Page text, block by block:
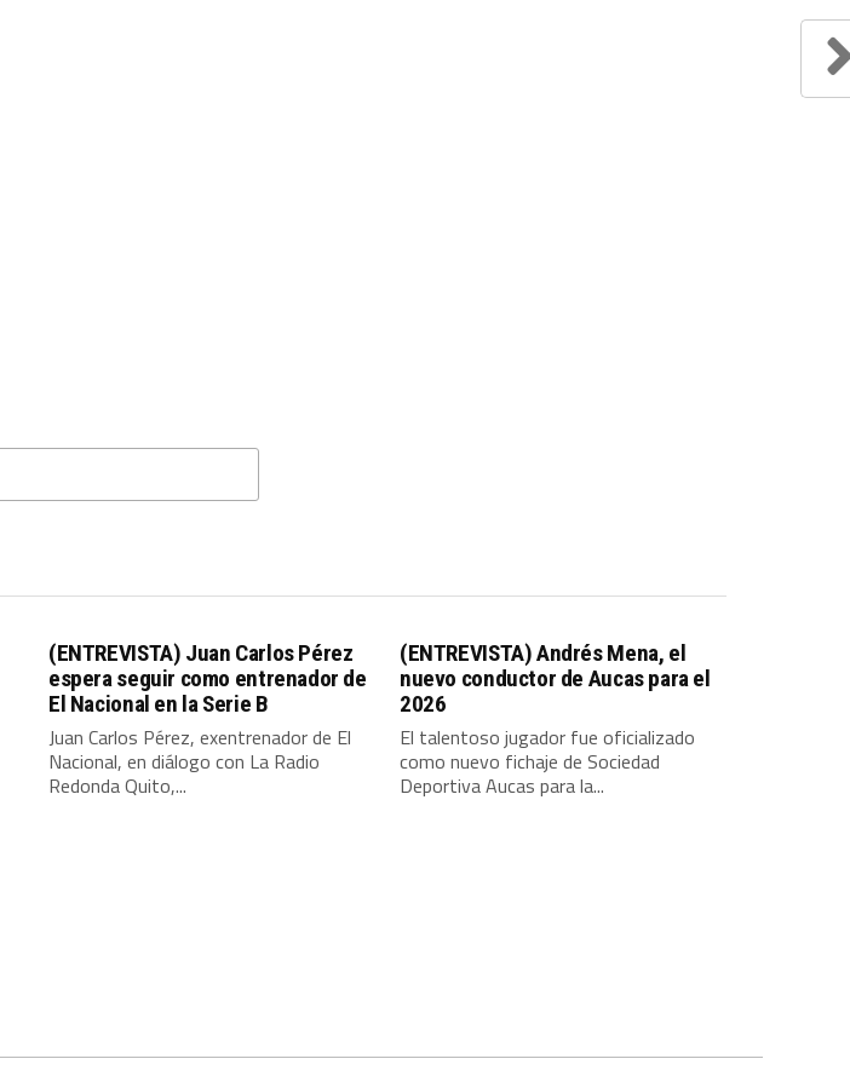
(ENTREVISTA) Juan Carlos Pérez
espera seguir como entrenador de
El Nacional en la Serie B
Juan Carlos Pérez, exentrenador de El
Nacional, en diálogo con La Radio
Redonda Quito,...
(ENTREVISTA) Andrés Mena, el
nuevo conductor de Aucas para el
2026
El talentoso jugador fue oficializado
como nuevo fichaje de Sociedad
Deportiva Aucas para la...